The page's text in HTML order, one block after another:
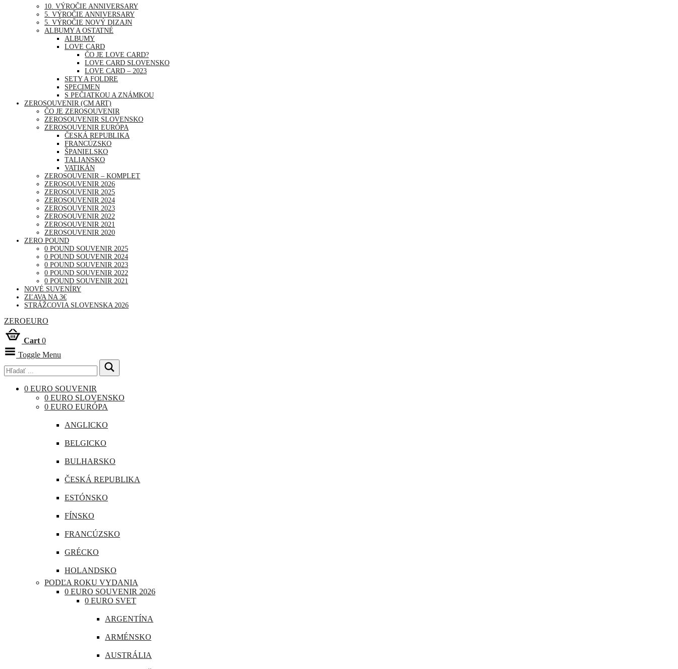
THAJSKO
TURECKO
PRÍRODA
ŠPORT
UDALOSTI A VÝROČIA
VOĽNÝ ČAS | ZÁBAVA A RELAX
10. VÝROČIE ANNIVERSARY
5. VÝROČIE ANNIVERSARY
5. VÝROČIE NOVÝ DIZAJN
ALBUMY A OSTATNÉ
ALBUMY
LOVE CARD
ČO JE LOVE CARD?
LOVE CARD SLOVENSKO
LOVE CARD – 2023
SETY A FOLDRE
SPECIMEN
S PEČIATKOU A ZNÁMKOU
ZEROSOUVENIR (CM ART)
ČO JE ZEROSOUVENIR
ZEROSOUVENIR SLOVENSKO
ZEROSOUVENIR EURÓPA
ČESKÁ REPUBLIKA
FRANCÚZSKO
ŠPANIELSKO
TALIANSKO
VATIKÁN
ZEROSOUVENIR – KOMPLET
ZEROSOUVENIR 2026
ZEROSOUVENIR 2025
ZEROSOUVENIR 2024
ZEROSOUVENIR 2023
ZEROSOUVENIR 2022
ZEROSOUVENIR 2021
ZEROSOUVENIR 2020
ZERO POUND
0 POUND SOUVENIR 2025
0 POUND SOUVENIR 2024
0 POUND SOUVENIR 2023
0 POUND SOUVENIR 2022
0 POUND SOUVENIR 2021
NOVÉ SUVENÍRY
ZĽAVA NA 3€
STRÁŽCOVIA SLOVENSKA 2026
ZEROEURO
Cart 0
Toggle Menu
0 EURO SOUVENIR
0 EURO SLOVENSKO
0 EURO EURÓPA
ANGLICKO
BELGICKO
BULHARSKO
ČESKÁ REPUBLIKA
ESTÓNSKO
FÍNSKO
FRANCÚZSKO
GRÉCKO
HOLANDSKO
CHORVÁTSKO
ÍRSKO
LOTYŠSKO
PODĽA ROKU VYDANIA
0 EURO SOUVENIR 2026
0 EURO SVET
ARGENTÍNA
ARMÉNSKO
AUSTRÁLIA